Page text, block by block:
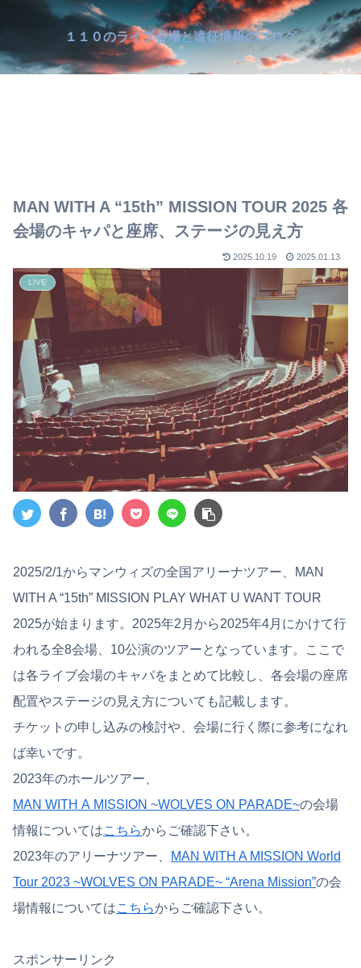
１１０のライブ会場と遠征情報のブログ
MAN WITH A “15th” MISSION TOUR 2025 各
会場のキャパと座席、ステージの見え方
2025.10.19 2025.01.13
LIVE
2025/2/1からマンウィズの全国アリーナツアー、MAN
WITH A “15th” MISSION PLAY WHAT U WANT TOUR
2025が始まります。2025年2月から2025年4月にかけて行
われる全8会場、10公演のツアーとなっています。ここで
は各ライブ会場のキャパをまとめて比較し、各会場の座席
配置やステージの見え方についても記載します。
チケットの申し込みの検討や、会場に行く際に参考になれ
ば幸いです。
2023年のホールツアー、
MAN WITH A MISSION ~WOLVES ON PARADE~の会場
情報についてはこちらからご確認下さい。
2023年のアリーナツアー、
MAN WITH A MISSION World
Tour 2023 ~WOLVES ON PARADE~ “Arena Mission”の会
場情報についてはこちらからご確認下さい。
スポンサーリンク